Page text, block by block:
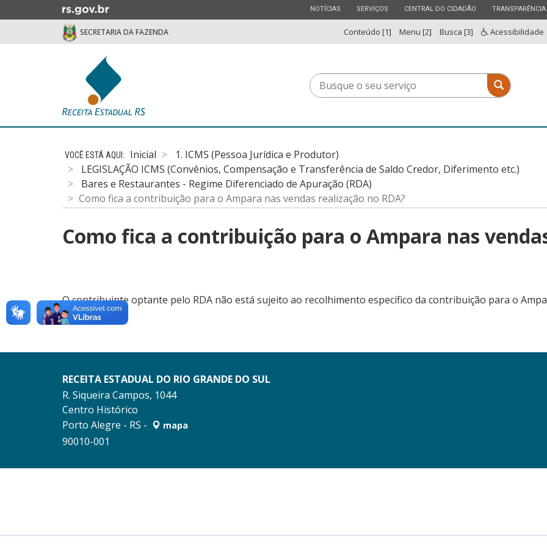
para
Ir
ESTADO
NOTÍCIAS ESTADO
SERVIÇOS ESTADO
CENTRAL DO CIDADÃO ESTADO
TRANSPARÊNCIA
SECRETARIA DA FAZENDA Conteúdo [1] Menu [2] Busca [3] Acessibilidade
Busque
o
serviço
Busque o
Inicial
1. ICMS (Pessoa Jurídica e Produtor)
LEGISLAÇÃO ICMS (Convênios, Compensação e Transferência de Saldo Credor, Diferimento etc.)
Bares e Restaurantes - Regime Diferenciado de Apuração (RDA)
Como fica a contribuição para o Ampara nas vendas realização no RDA?
Como fica a contribuição para o Ampara nas
O contribuinte optante pelo RDA não está sujeito ao recolhimento específico da contribuição para o
RECEITA ESTADUAL DO RIO GRANDE DO SUL
R. Siqueira Campos, 1044
Centro Histórico
Porto Alegre - RS -
mapa
90010-001